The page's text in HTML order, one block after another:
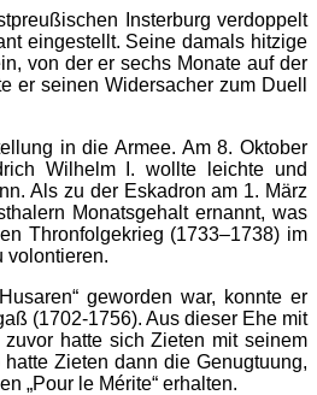
Insterburg verdoppelt
eingestellt. Seine damals hitzige
von der er sechs Monate auf der
er seinen Widersacher zum Duell
in die Armee. Am 8. Oktober
Wilhelm I. wollte leichte und
Als zu der Eskadron am 1. März
Monatsgehalt ernannt, was
Thronfolgekrieg (1733–1738) im
volontieren.
geworden war, konnte er
(1702-1756). Aus dieser Ehe mit
hatte sich Zieten mit seinem
Zieten dann die Genugtuung,
„Pour le Mérite“ erhalten.